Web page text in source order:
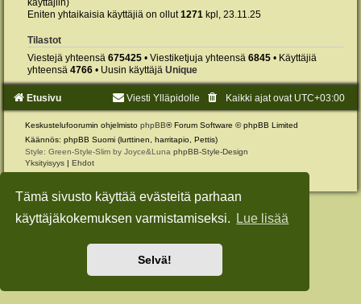
Tämä sivusto käyttää evästeitä parhaan
käyttäjäkokemuksen varmistamiseksi.
Lue lisää
Selvä!
Eniten yhtaikaisia käyttäjiä on ollut1271 kpl, 23.11.25
Tilastot
Viestejä yhteensä 675425 • Viestiketjuja yhteensä 6845 • Käyttäjiä
yhteensä 4766 • Uusin käyttäjä Unique
Etusivu Kaikki ajat ovat UTC+03:00
Viesti Ylläpidolle
Keskustelufoorumin ohjelmisto phpBB® Forum Software © phpBB Limited
Käännös: phpBB Suomi (lurttinen, harritapio, Pettis)
Style: Green-Style-Slim by Joyce&Luna phpBB-Style-Design
Yksityisyys | Ehdot